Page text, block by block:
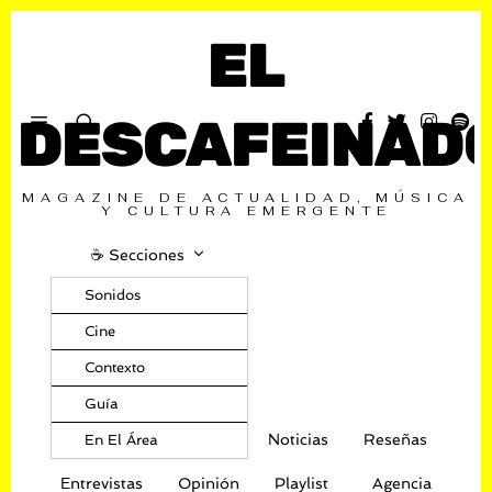
EL
MAGAZINE DE ACTUALIDAD, MÚSICA
Y CULTURA EMERGENTE
☕️ Secciones
Sonidos
Cine
Contexto
Guía
En El Área Noticias Reseñas
Entrevistas Opinión Playlist Agencia